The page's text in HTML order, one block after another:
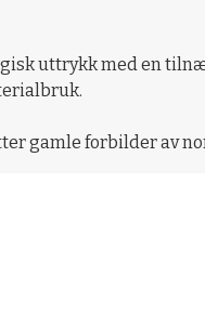
uttrykk med en
gamle forbilder av